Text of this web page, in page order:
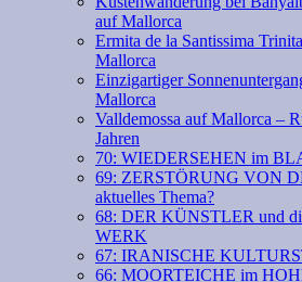
auf Mallorca
Ermita de la Santissima
Mallorca
Einzigartiger
Mallorca
Valldemossa auf Mallorca –
Jahren
70: WIEDERSEHEN im
69: ZERSTÖRUNG VON
aktuelles Thema?
68: DER KÜNSTLER und
WERK
67: IRANISCHE
66: MOORTEICHE im